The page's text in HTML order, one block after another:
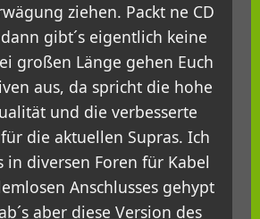
ziehen. Packt ne CD
gibt´s eigentlich keine
großen Länge gehen Euch
aus, da spricht die hohe
und die verbesserte
die aktuellen Supras. Ich
in diversen Foren für Kabel
Anschlusses gehypt
aber diese Version des